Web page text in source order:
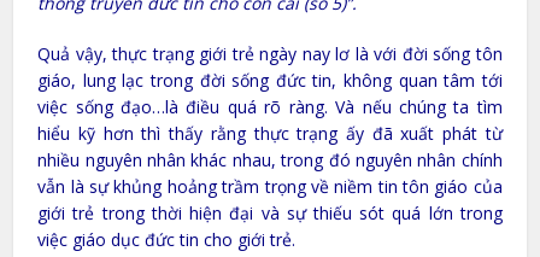
Quả vậy, thực trạng giới trẻ ngày nay lơ là với đời sống tôn
giáo, lung lạc trong đời sống đức tin, không quan tâm tới
việc sống đạo…là điều quá rõ ràng. Và nếu chúng ta tìm
hiểu kỹ hơn thì thấy rằng thực trạng ấy đã xuất phát từ
nhiều nguyên nhân khác nhau, trong đó nguyên nhân chính
vẫn là sự khủng hoảng trầm trọng về niềm tin tôn giáo của
giới trẻ trong thời hiện đại và sự thiếu sót quá lớn trong
việc giáo dục đức tin cho giới trẻ.